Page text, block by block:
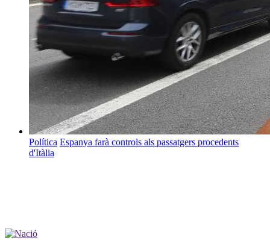
Política Espanya farà controls als passatgers procedents
d'Itàlia